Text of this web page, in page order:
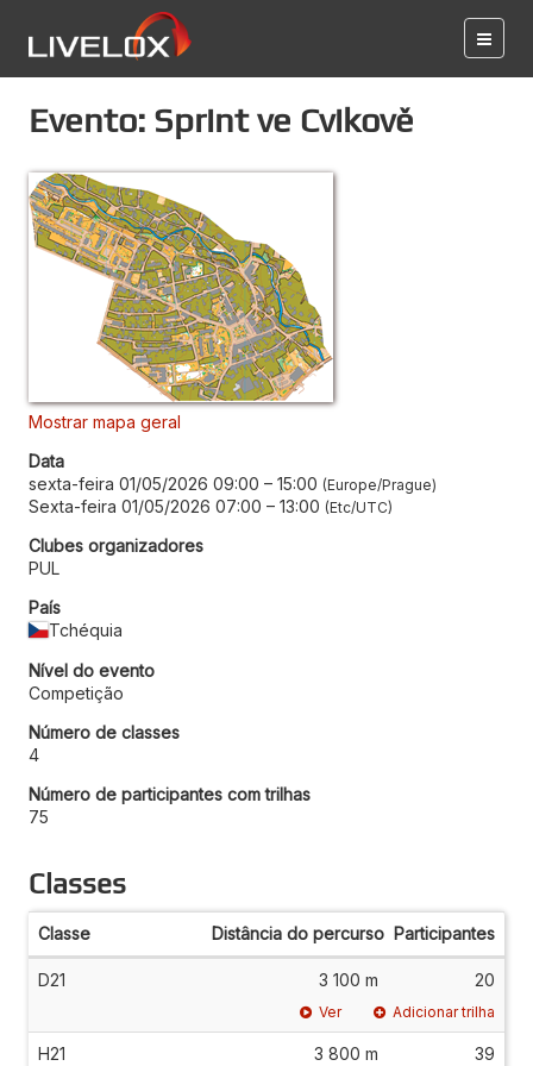
Evento: Sprint ve Cvikově
Mostrar mapa geral
Data
sexta-feira 01/05/2026 09:00 – 15:00 Europe/Prague
Sexta-feira 01/05/2026 07:00 – 13:00 Etc/UTC
Clubes organizadores
PUL
País
Tchéquia
Nível do evento
Competição
Número de classes
4
Número de participantes com trilhas
75
Classes
Classe Distância do percurso Participantes
D21 3 100 m 20
Ver Adicionar trilha
H21 3 800 m 39